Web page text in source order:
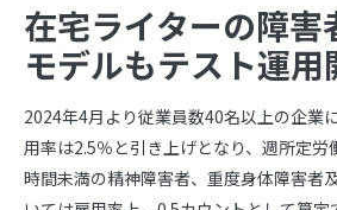
在宅ライターの障害
モデルもテスト運用
2024年4月より従業員数40名以上の企業
用率は2.5％と引き上げとなり、週所定労
時間未満の精神障害者、重度身体障害者